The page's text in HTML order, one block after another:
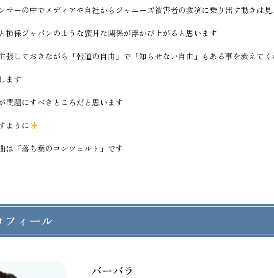
サーの中でメディアや自社からジャニーズ被害者の救済に乗り出す動きは
損保ジャパンのような蜜月な関係が浮かび上がると思います
張しておきながら「報道の自由」で「知らせない自由」もある事を教えて
ます
問題にすべきところだと思います
ように
は「落ち葉のコンツェルト」です
フィール
バーバラ